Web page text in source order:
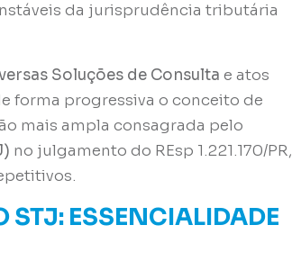
da jurisprudência tributária
Soluções de Consulta e atos
forma progressiva o conceito de
mais ampla consagrada pelo
no julgamento do REsp 1.221.170/PR,
STJ: ESSENCIALIDADE